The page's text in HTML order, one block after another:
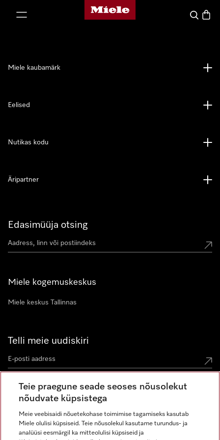
Miele avaleht
Search
Edasimüüja otsing
Miele kogemuskeskus
Miele keskus Tallinnas
Telli meie uudiskiri
Miele kaubamärk
Eelised
Nutikas kodu
Äripartner
Miele Instagramis
Miele Facebookis
Miele Youtube'is
Teie praegune seade seoses nõusolekut
nõudvate küpsistega
Meie veebisaidi nõuetekohase toimimise tagamiseks kasutab
Miele olulisi küpsiseid. Teie nõusolekul kasutame turundus- ja
analüüsi eesmärgil ka mitteolulisi küpsiseid ja